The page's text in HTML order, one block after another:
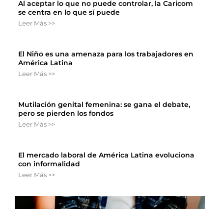
Al aceptar lo que no puede controlar, la Caricom
se centra en lo que sí puede
Leer Más >>
El Niño es una amenaza para los trabajadores en
América Latina
Leer Más >>
Mutilación genital femenina: se gana el debate,
pero se pierden los fondos
Leer Más >>
El mercado laboral de América Latina evoluciona
con informalidad
Leer Más >>